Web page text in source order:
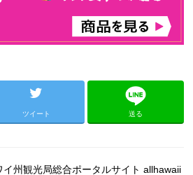
ツイート 送る
イ州観光局総合ポータルサイト allhawaii